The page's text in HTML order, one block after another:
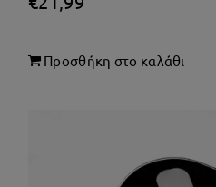
Προσθήκη στο καλάθι